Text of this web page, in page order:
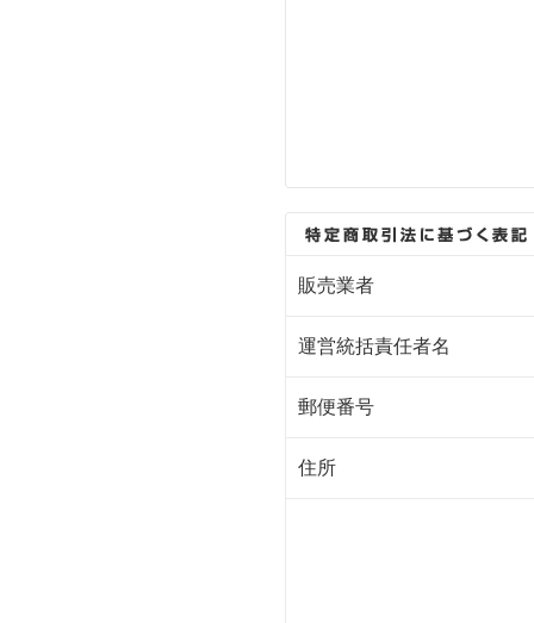
販売業者
運営統括責任者名
郵便番号
住所